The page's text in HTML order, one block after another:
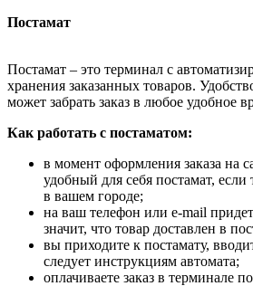
Постамат
Постамат – это терминал с
хранения заказанных товаров.
может забрать заказ в любое удобное
Как работать с постаматом:
в момент оформления заказа на
удобный для себя постамат, если
в вашем городе;
на ваш телефон или e-mail
значит, что товар доставлен в
вы приходите к постамату,
следует инструкциям автомата;
оплачиваете заказ в терминале